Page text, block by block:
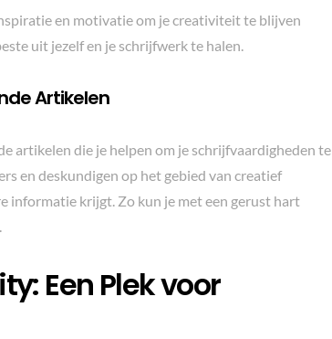
en motivatie om je creativiteit te blijven
uit jezelf en je schrijfwerk te halen.
Artikelen
artikelen die je helpen om je schrijfvaardigheden te
en deskundigen op het gebied van creatief
informatie krijgt. Zo kun je met een gerust hart
Een Plek voor